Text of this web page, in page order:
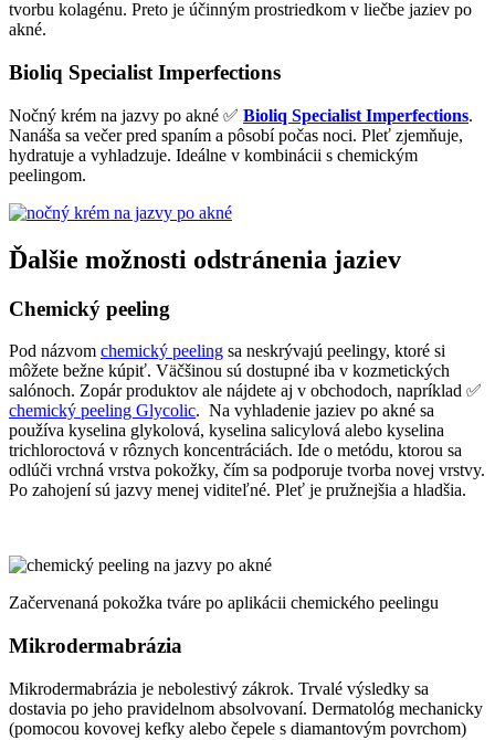
tvorbu kolagénu. Preto je účinným prostriedkom v liečbe jaziev po
akné.
Bioliq Specialist Imperfections
Nočný krém na jazvy po akné ✅ Bioliq Specialist Imperfections.
Nanáša sa večer pred spaním a pôsobí počas noci. Pleť zjemňuje,
hydratuje a vyhladzuje. Ideálne v kombinácii s chemickým
peelingom.
Ďalšie možnosti odstránenia jaziev
Chemický peeling
Pod názvom chemický peeling sa neskrývajú peelingy, ktoré si
môžete bežne kúpiť. Väčšinou sú dostupné iba v kozmetických
salónoch. Zopár produktov ale nájdete aj v obchodoch, napríklad ✅
chemický peeling Glycolic. Na vyhladenie jaziev po akné sa
používa kyselina glykolová, kyselina salicylová alebo kyselina
trichloroctová v rôznych koncentráciách. Ide o metódu, ktorou sa
odlúči vrchná vrstva pokožky, čím sa podporuje tvorba novej vrstvy.
Po zahojení sú jazvy menej viditeľné. Pleť je pružnejšia a hladšia.
Začervenaná pokožka tváre po aplikácii chemického peelingu
Mikrodermabrázia
Mikrodermabrázia je nebolestivý zákrok. Trvalé výsledky sa
dostavia po jeho pravidelnom absolvovaní. Dermatológ mechanicky
(pomocou kovovej kefky alebo čepele s diamantovým povrchom)